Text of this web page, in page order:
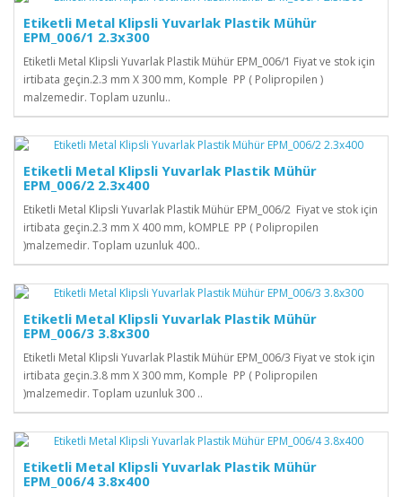
Etiketli Metal Klipsli Yuvarlak Plastik Mühür
EPM_006/1 2.3x300
Etiketli Metal Klipsli Yuvarlak Plastik Mühür EPM_006/1 Fiyat ve stok için
irtibata geçin.2.3 mm X 300 mm, Komple PP ( Polipropilen )
malzemedir. Toplam uzunlu..
Etiketli Metal Klipsli Yuvarlak Plastik Mühür
EPM_006/2 2.3x400
Etiketli Metal Klipsli Yuvarlak Plastik Mühür EPM_006/2 Fiyat ve stok için
irtibata geçin.2.3 mm X 400 mm, kOMPLE PP ( Polipropilen
)malzemedir. Toplam uzunluk 400..
Etiketli Metal Klipsli Yuvarlak Plastik Mühür
EPM_006/3 3.8x300
Etiketli Metal Klipsli Yuvarlak Plastik Mühür EPM_006/3 Fiyat ve stok için
irtibata geçin.3.8 mm X 300 mm, Komple PP ( Polipropilen
)malzemedir. Toplam uzunluk 300 ..
Etiketli Metal Klipsli Yuvarlak Plastik Mühür
EPM_006/4 3.8x400